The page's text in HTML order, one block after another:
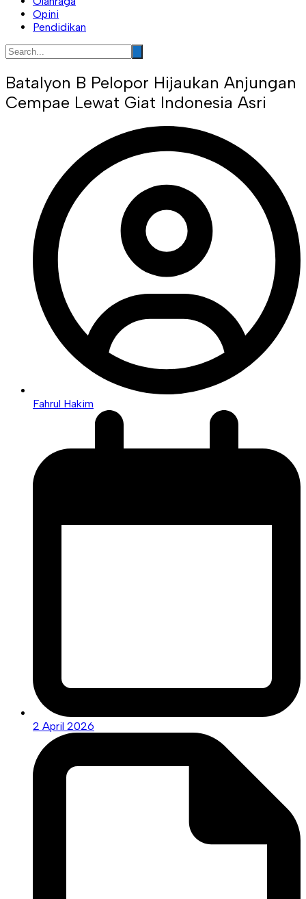
Opini
Pendidikan
Batalyon B Pelopor Hijaukan Anjungan
Cempae Lewat Giat Indonesia Asri
Fahrul Hakim
2 April 2026